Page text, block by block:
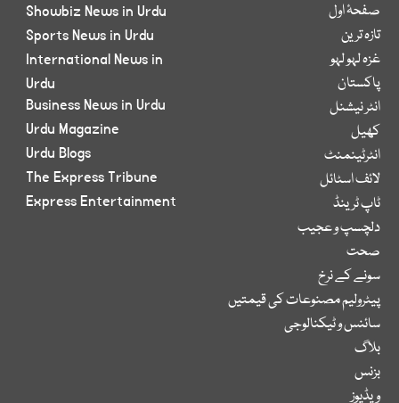
صفحۂ اول
تازہ ترین
غزہ لہو لہو
پاکستان
انٹر نیشنل
کھیل
انٹرٹینمنٹ
لائف اسٹائل
ٹاپ ٹرینڈ
دلچسپ و عجیب
صحت
سونے کے نرخ
پیٹرولیم مصنوعات کی قیمتیں
سائنس و ٹیکنالوجی
بلاگ
بزنس
ویڈیوز
Showbiz News in Urdu
Sports News in Urdu
International News in
Urdu
Business News in Urdu
Urdu Magazine
Urdu Blogs
The Express Tribune
Express Entertainment